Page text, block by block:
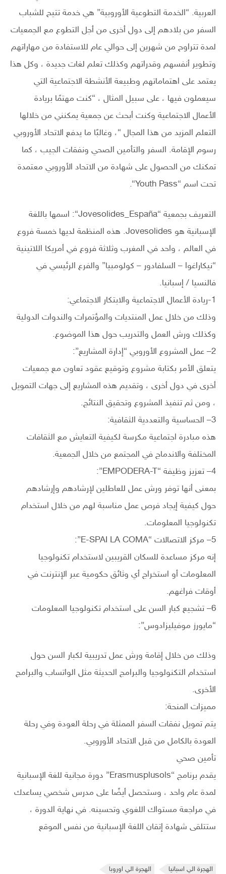
العربية. “الخدمة التطوعية الأوروبية” هي خدمة تتيح للشباب
السفر من بلادهم إلى دول أخرى من أجل التطوع مع الجمعيات
لمدة تتراوح من شهرين إلى حوالي عام للاستفادة من مهاراتهم
وتطوير أنفسهم وقدراتهم وكذلك تعلم لغات جديدة ، وكل هذا
يعتمد على اهتماماتهم وطبيعة الأنشطة الاجتماعية التي
سيعملون فيها ، على سبيل المثال ، “كنت مهتمًا بريادة
الأعمال الاجتماعية وكنت أبحث عن جمعية يمكنني من خلالها
التعلم المزيد من هذا المجال “، وغالبًا ما يدفع الاتحاد الأوروبي
رسوم الإقامة. السفر والتأمين الصحي ونفقات الجيب ، كما
تمكنك من الحصول على شهادة من الاتحاد الأوروبي معتمدة
تحت اسم “Youth Pass“.
التعريف بجمعية “Jovesolides_España“: اسمها باللغة
الإسبانية هو Jovesolides. هذه المنظمة لديها خمسة فروع
في العالم ، واحد في المغرب وثلاثة فروع في أمريكا اللاتينية
“نيكاراغوا – السلفادور – كولومبيا” والفرع الرئيسي في
فالنسيا / إسبانيا.
1-ريادة الأعمال الاجتماعية والابتكار الاجتماعي:
وذلك من خلال عمل المنتديات والمؤتمرات والندوات الدولية
وكذلك ورش العمل والتدريب حول هذا الموضوع.
2– عمل المشروع الأوروبي “إدارة المشاريع”:
يتعلق الأمر بكتابة مشروع وتوقيع عقود تعاون مع جمعيات
أخرى في دول أخرى ، وتقديم هذه المشاريع إلى جهات التمويل
، ومن ثم تنفيذ المشروع وتحقيق النتائج.
3– الحساسية والتعددية الثقافية:
هذه مبادرة اجتماعية مكرسة لكيفية التعايش مع الثقافات
المختلفة والاندماج في المجتمع من خلال الجمعية.
4– تعزيز وظيفة “EMPODERA-T”:
بمعنى أنها توفر ورش عمل للعاطلين لإرشادهم وإرشادهم
حول كيفية إيجاد فرص عمل مناسبة لهم من خلال استخدام
تكنولوجيا المعلومات.
5– مركز الاتصالات “E-SPAI LA COMA”:
إنه مركز مساعدة للسكان القريبين لاستخدام تكنولوجيا
المعلومات أو استخراج أي وثائق حكومية عبر الإنترنت في
أوقات فراغهم.
6– تشجيع كبار السن على استخدام تكنولوجيا المعلومات
“مايورز موفيليزادوس”:
وذلك من خلال إقامة ورش عمل تدريبية لكبار السن حول
استخدام التكنولوجيا والبرامج الحديثة مثل الواتساب والبرامج
الأخرى.
مميزات المنحة:
يتم تمويل نفقات السفر الممثلة في رحلة العودة وفي رحلة
العودة بالكامل من قبل الاتحاد الأوروبي.
تأمين صحي
يقدم برنامج “Erasmusplusols” دورة مجانية للغة الإسبانية
لمدة عام واحد ، وستحصل أيضًا على مدرس شخصي يساعدك
في مراجعة مستواك اللغوي وتحسينه. في نهاية الدورة ،
ستتلقى شهادة إتقان اللغة الإسبانية من نفس الموقع
الهجرة الي اسبانيا الهجرة الي اوروبا